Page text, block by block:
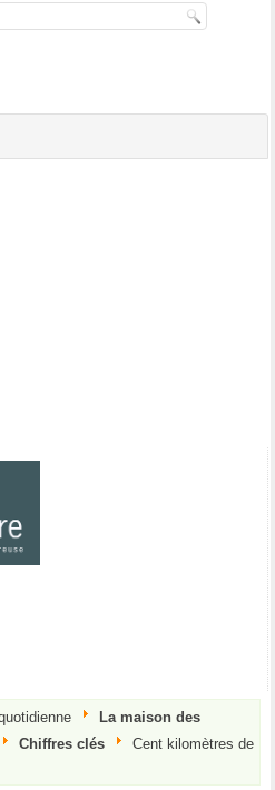
La maison des
Chiffres clés
Cent kilomètres de